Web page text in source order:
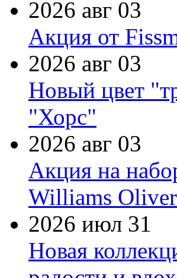
2026 авг 03
Акция от
2026 авг 03
Новый цвет
"Хорс"
2026 авг 03
Акция на
Williams Oliver
2026 июл 31
Новая